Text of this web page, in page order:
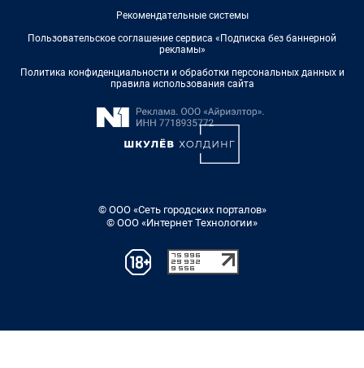
Рекомендательные системы
Пользовательское соглашение сервиса «Подписка без баннерной
рекламы»
Политика конфиденциальности и обработки персональных данных и
правила использования сайта
© ООО «Сеть городских порталов»
© ООО «Интернет Технологии»